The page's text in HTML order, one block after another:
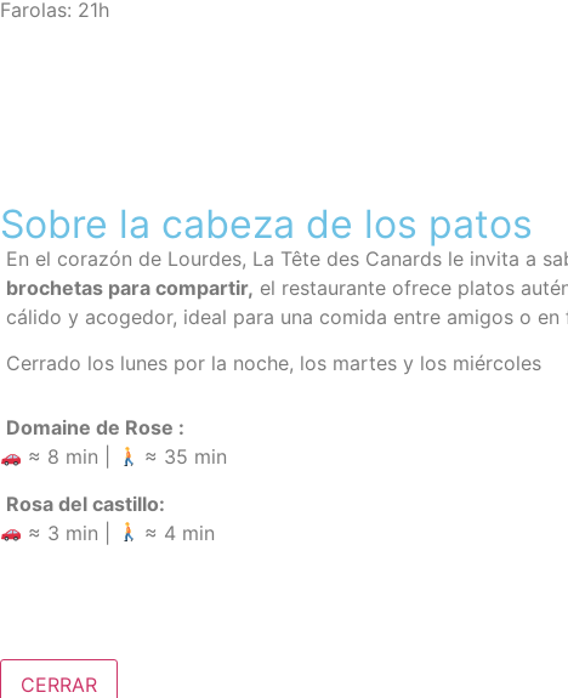
Farolas: 21h
Sobre la cabeza de los patos
En el corazón de Lourdes, La Tête des Canards le invita a
brochetas para compartir, el restaurante ofrece platos
cálido y acogedor, ideal para una comida entre amigos o en
Cerrado los lunes por la noche, los martes y los miércoles
Domaine de Rose :
≈ 8 min |
≈ 35 min
Rosa del castillo:
≈ 3 min |
≈ 4 min
CERRAR